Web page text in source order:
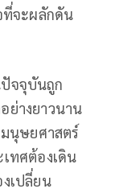
ที่จะผลักดัน
ปัจจุบันถูก
ย่างยาวนาน
นุษยศาสตร์
ทศต้องเดิน
เปลี่ยน